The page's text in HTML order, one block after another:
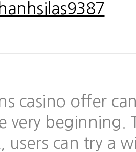
casino offer
very beginning.
users can try a